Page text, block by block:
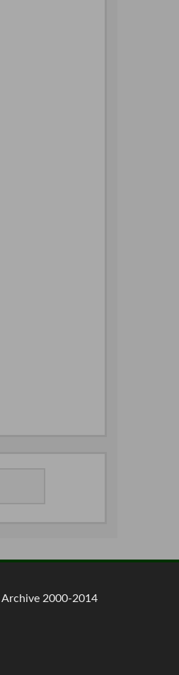
Archive 2000-2014